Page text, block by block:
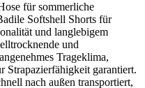
für sommerliche
Softshell Shorts für
und langlebigem
und
Trageklima,
Strapazierfähigkeit garantiert.
nach außen transportiert,